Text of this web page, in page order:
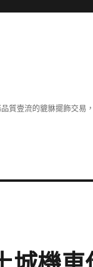
質壹流的貔貅擺飾交易